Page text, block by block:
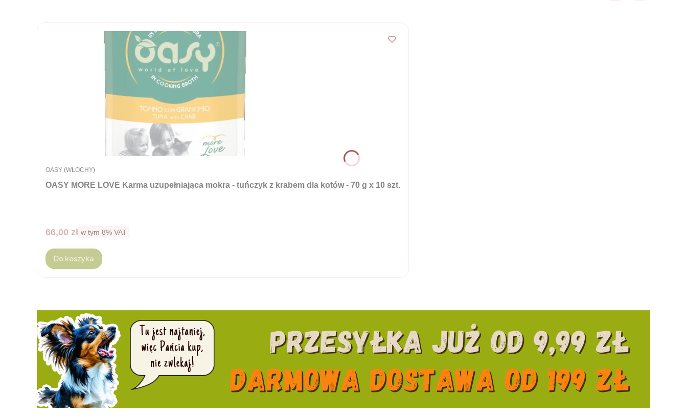
OASY MORE LOVE Karma uzupełniająca mokra - tuńczyk z krabem dla kotów - 70 g x 10 szt.
PRODUCENT
OASY (WŁOCHY)
Cena brutto
66,00 zł w tym %s VAT
w tym 8% VAT
Do koszyka